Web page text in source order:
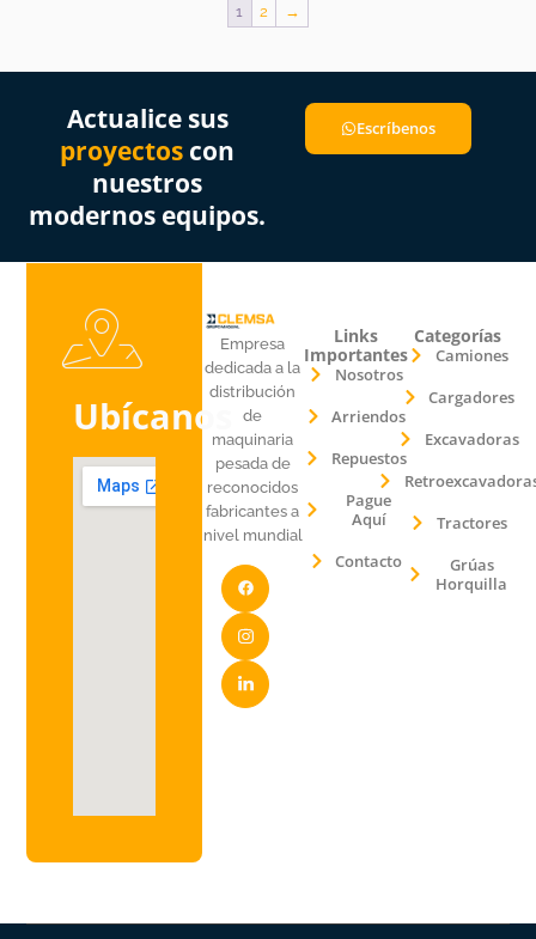
1 2 →
Actualice sus
proyectos con
nuestros
modernos equipos.
Escríbenos
Ubícanos
Empresa
dedicada a la
distribución
de
maquinaria
pesada de
reconocidos
fabricantes a
nivel mundial
Links
Importantes
Nosotros
Arriendos
Repuestos
Pague
Aquí
Contacto
Categorías
Camiones
Cargadores
Excavadoras
Tractores
Grúas
Horquilla